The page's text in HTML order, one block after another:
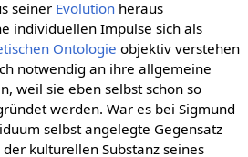
seiner Evolutionheraus
individuellen Impulse sich als
Ontologie objektiv verstehen
notwendig an ihre allgemeine
weil sie eben selbst schon so
werden. War es bei Sigmund
selbst angelegte Gegensatz
kulturellen Substanz seines